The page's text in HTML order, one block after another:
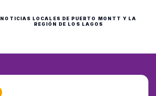
NOTICIAS LOCALES DE PUERTO MONTT Y LA
REGIÓN DE LOS LAGOS